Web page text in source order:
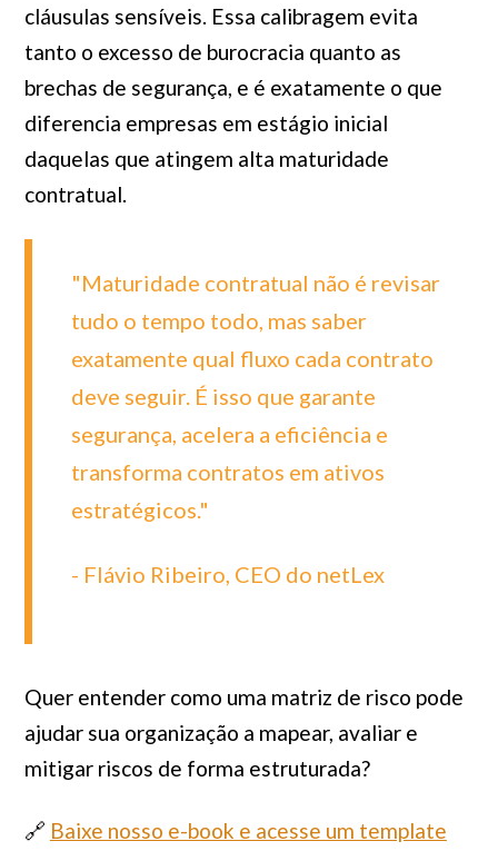
cláusulas sensíveis. Essa calibragem evita
tanto o excesso de burocracia quanto as
brechas de segurança, e é exatamente o que
diferencia empresas em estágio inicial
daquelas que atingem alta maturidade
contratual.
"Maturidade contratual não é revisar
tudo o tempo todo, mas saber
exatamente qual fluxo cada contrato
deve seguir. É isso que garante
segurança, acelera a eficiência e
transforma contratos em ativos
estratégicos."
- Flávio Ribeiro, CEO do netLex
Quer entender como uma matriz de risco pode
ajudar sua organização a mapear, avaliar e
mitigar riscos de forma estruturada?
🔗 Baixe nosso e-book e acesse um template